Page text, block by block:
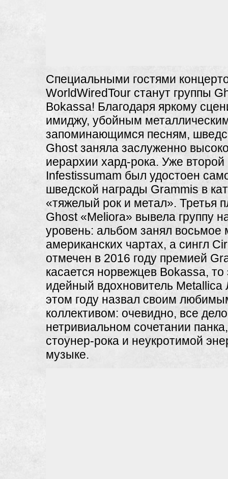
Специальными гостями
WorldWiredTour станут группы
Bokassa! Благодаря яркому
имиджу, убойным
запоминающимся песням,
Ghost заняла заслуженно
иерархии хард-рока. Уже
Infestissumam был удостоен
шведской награды Grammis в
«тяжелый рок и метал». Третья
Ghost «Meliora» вывела группу
уровень: альбом занял восьмое
американских чартах, а сингл
отмечен в 2016 году премией
касается норвежцев Bokassa, то
идейный вдохновитель Metallica
этом году назвал своим
коллективом: очевидно, все
нетривиальном сочетании
стоунер-рока и неукротимой
музыке.